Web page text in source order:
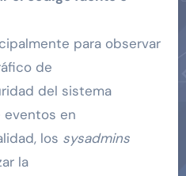
para observar
de
del sistema
eventos en
los sysadmins
la